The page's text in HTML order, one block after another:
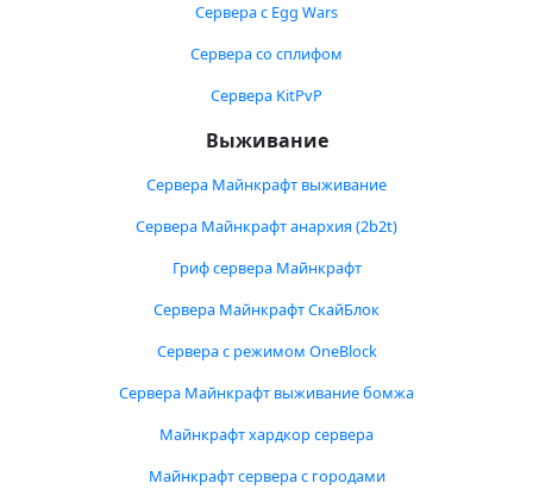
Сервера с Egg Wars
Сервера со сплифом
Сервера KitPvP
Выживание
Сервера Майнкрафт выживание
Сервера Майнкрафт анархия (2b2t)
Гриф сервера Майнкрафт
Сервера Майнкрафт СкайБлок
Сервера с режимом OneBlock
Сервера Майнкрафт выживание бомжа
Майнкрафт хардкор сервера
Майнкрафт сервера с городами